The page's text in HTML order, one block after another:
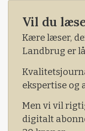
ordningen.
hektar at søge
områder, hvor
indsatsbehov i
indsatsbehov i
retention.I en
Vil du
Kære læser,
Landbrug er
ekspertise og
Men vi vil
digitalt